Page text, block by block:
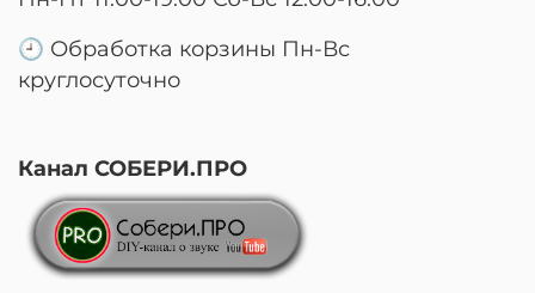
🕘 Обработка корзины Пн-Вс
круглосуточно
Канал СОБЕРИ.ПРО